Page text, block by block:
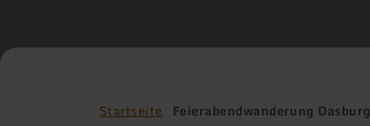
Startseite Feierabendwanderung Dasburg